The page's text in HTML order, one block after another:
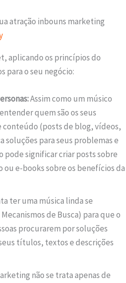
aplicando os princípios do
para o seu negócio:
Assim como um músico
quem são os seus
conteúdo (posts de blog, vídeos,
soluções para seus problemas e
pode significar criar posts sobre
e-books sobre os benefícios da
ter uma música linda se
de Busca) para que o
procurarem por soluções
títulos, textos e descrições
não se trata apenas de